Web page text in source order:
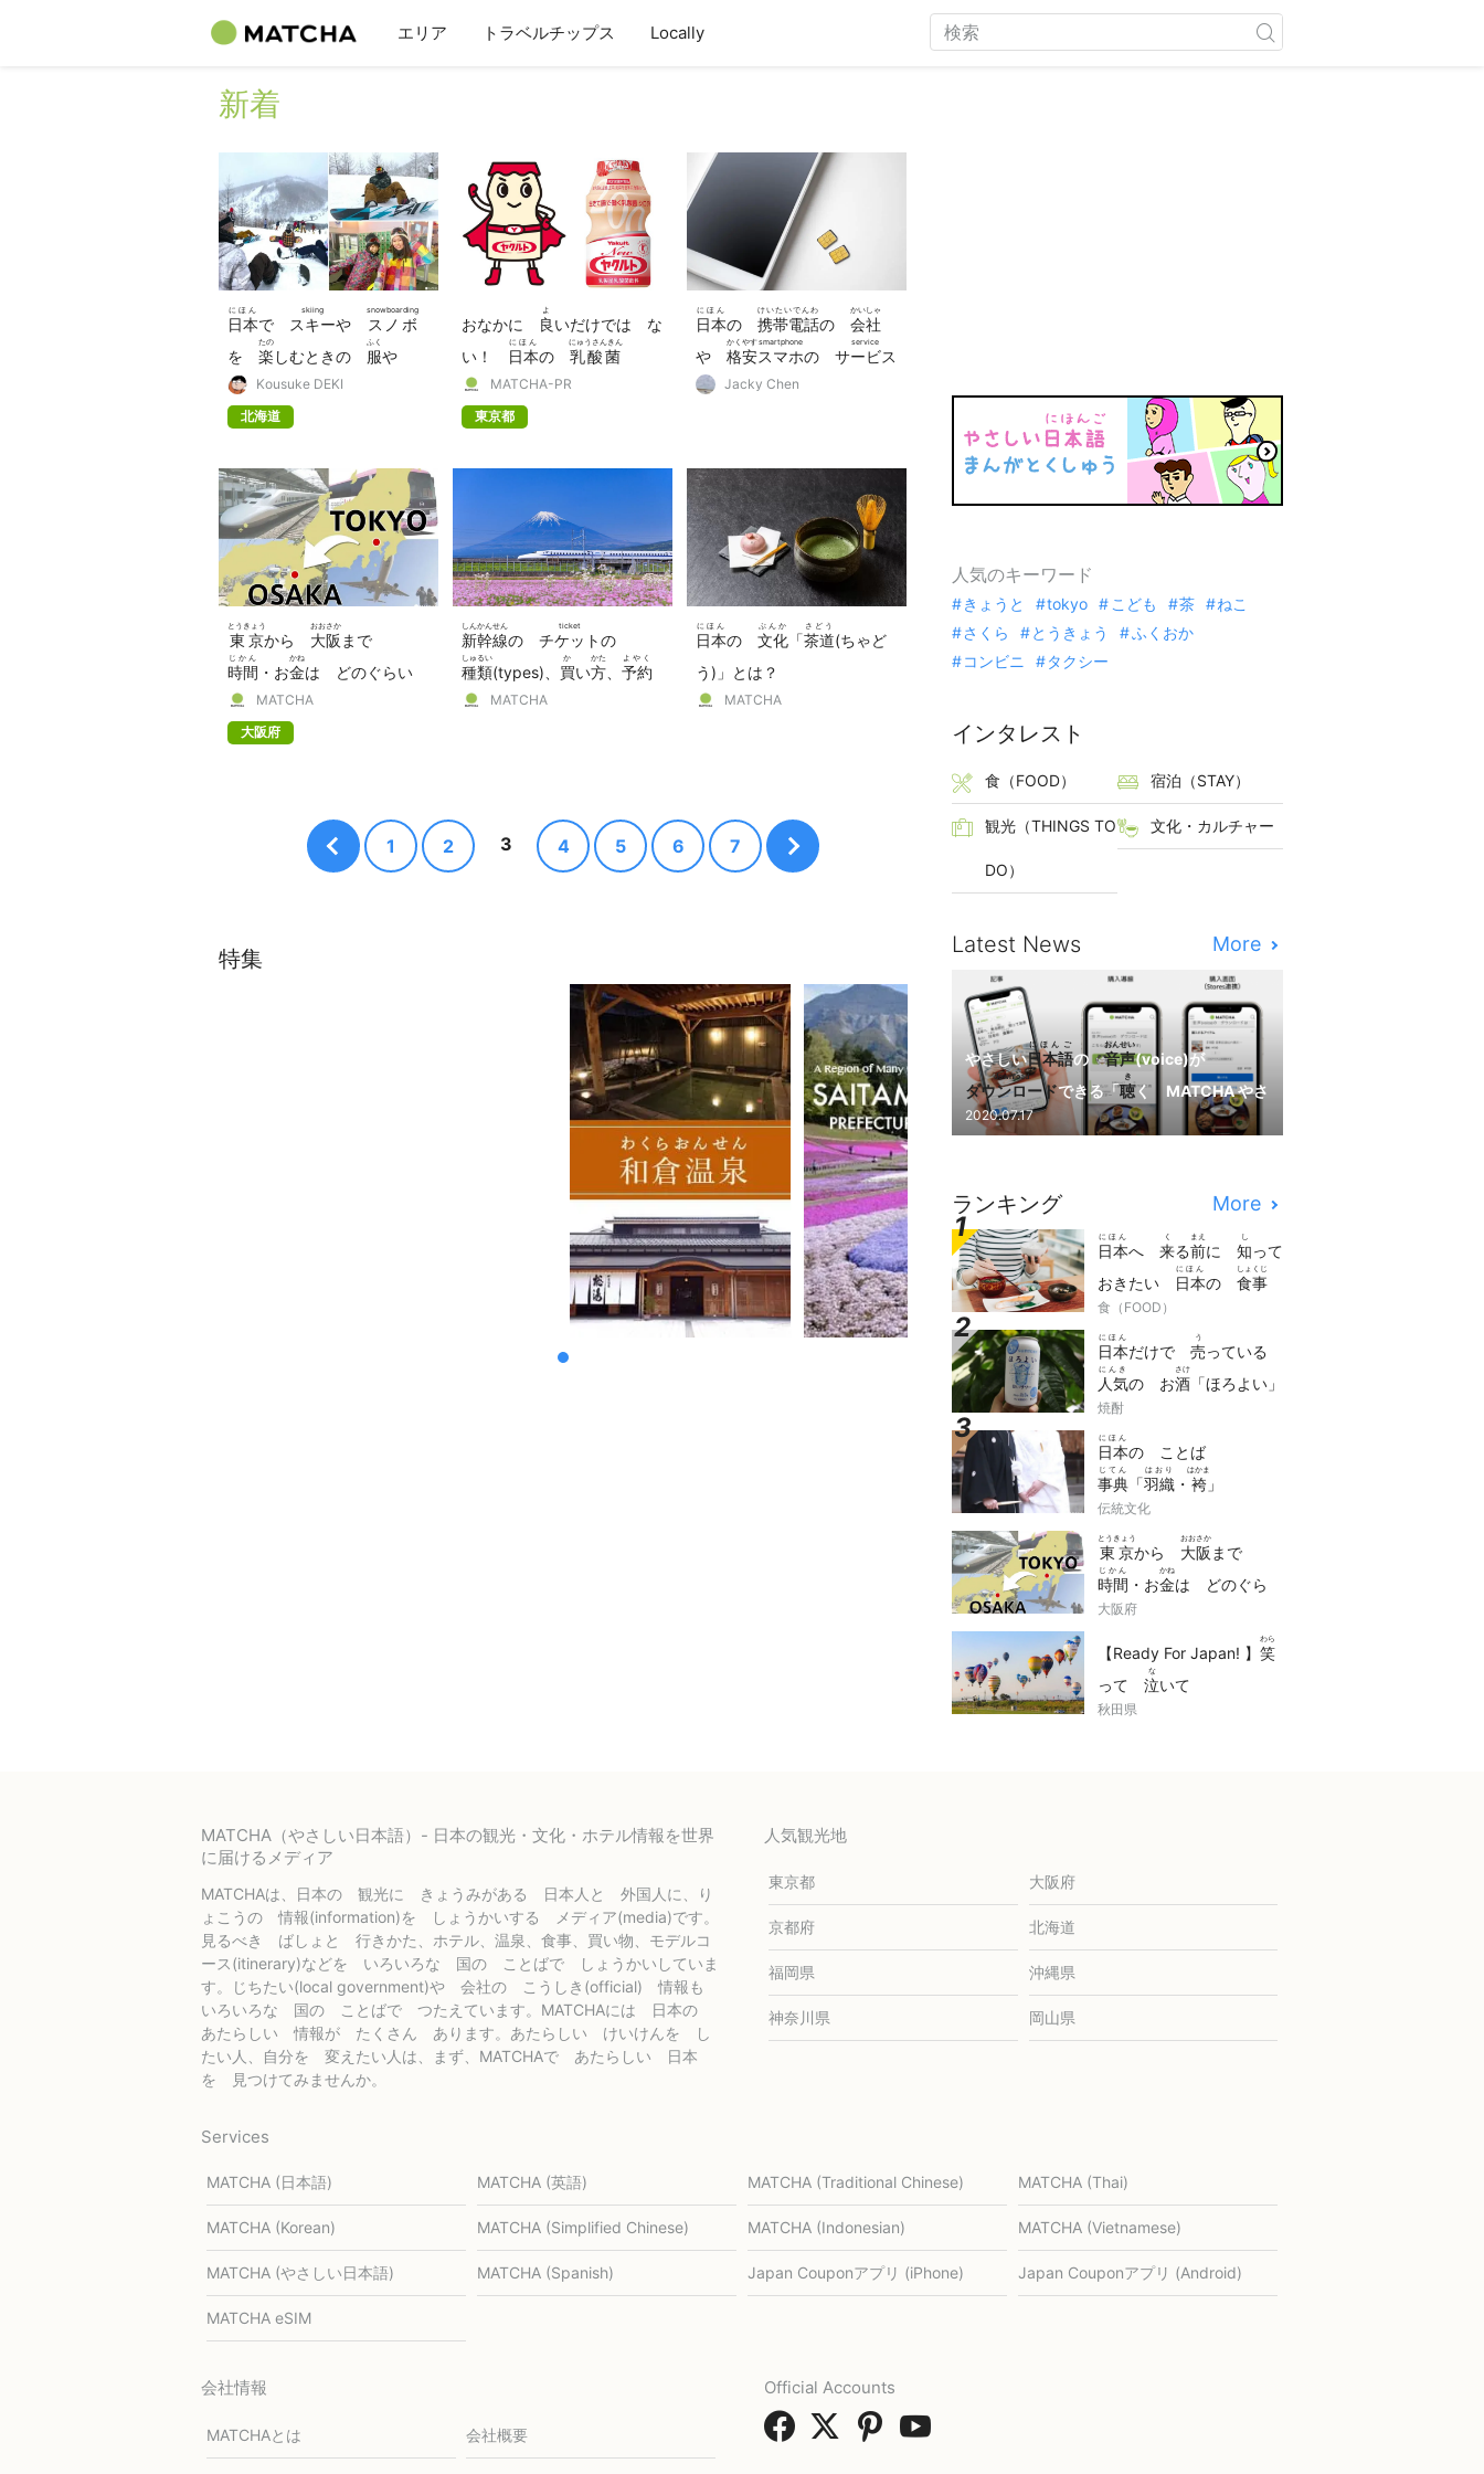
エリア トラベルチップス Locally
新着
日本
にほん
で スキー
skiing
や スノボ
snowboarding
を 楽
たの
しむときの 服
ふく
や
準備するもの・借
の
Kousuke DEKI
北海道
おなかに 良
よ
いだけでは な
い！
日本
にほん
の 乳酸菌
にゅうさんきん
飲料(probiotic lactic acid
bacteria drink)「ヤクルト」
MATCHA-PR
東京都
日本
にほん
の 携帯電話
けいたいでんわ
の 会社
かいしゃ
や 格安
かくやす
スマホ
smartphone
の サービス
service
Jacky Chen
東京
とうきょう
から 大阪
おおさか
まで
時間
じかん
・お金
かね
は どのぐらい
かかる？比
MATCHA
大阪府
新幹線
しんかんせん
の チケット
ticket
の
種類
しゅるい
(types)、 買
か
い方
かた
、 予約
よやく
の やり方
MATCHA
日本
にほん
の 文化
ぶんか
「茶道
さどう
(ちゃど
う)」とは？
MATCHA
1 2 3 4 5 6 7
特集
人気のキーワード
きょうと tokyo こども 茶
ねこ
さくら
とうきょう
ふくおか
コンビニ
タクシー
インタレスト
食（FOOD） 宿泊（STAY）
観光（THINGS TO
DO）
文化・カルチャー
Latest News More
やさしい日本語
にほんご
の音声
おんせい
(voice)が
ダウンロード
download
できる「聴
き
く MATCHA やさ
しい日本語
にほんご
」が 始
はじ
まりました！
2020.07.17
ランキング More
日本
にほん
へ 来
く
る前
まえ
に 知
し
って
おきたい
日本
にほん
の 食事
しょくじ
の マナー
manner
食（FOOD）
日本
にほん
だけで 売
う
っている
人気
にんき
の お酒
さけ
「ほろよい」
は どんな お
焼酎
日本
にほん
の ことば
事典
じてん
「羽織
はおり
・ 袴
はかま
」
伝統文化
東京
とうきょう
から 大阪
おおさか
まで
時間
じかん
・お金
かね
は どのぐら
い かかる？
た！
大阪府
【Ready For Japan! 】 笑
わら
って 泣
な
いて
感動
かんどう
(impressed)でき
秋田県
MATCHA（やさしい日本語）- 日本の観光・文化・ホテル情報を世界
に届けるメディア
MATCHAは、日本の 観光に きょうみがある 日本人と 外国人に、り
ょこうの 情報(information)を しょうかいする メディア(media)です。
見るべき ばしょと 行きかた、ホテル、温泉、食事、買い物、モデルコ
ース(itinerary)などを いろいろな 国の ことばで しょうかいしていま
す。じちたい(local government)や 会社の こうしき(official) 情報も
いろいろな 国の ことばで つたえています。MATCHAには 日本の
あたらしい 情報が たくさん あります。あたらしい けいけんを し
たい人、自分を 変えたい人は、まず、MATCHAで あたらしい 日本
を 見つけてみませんか。
人気観光地
東京都 大阪府
京都府 北海道
福岡県 沖縄県
神奈川県 岡山県
Services
MATCHA (日本語) MATCHA (英語) MATCHA (Traditional Chinese) MATCHA (Thai)
MATCHA (Korean) MATCHA (Simplified Chinese) MATCHA (Indonesian) MATCHA (Vietnamese)
MATCHA (やさしい日本語) MATCHA (Spanish) Japan Couponアプリ (iPhone) Japan Couponアプリ (Android)
MATCHA eSIM
会社情報
MATCHAとは 会社概要
Official Accounts